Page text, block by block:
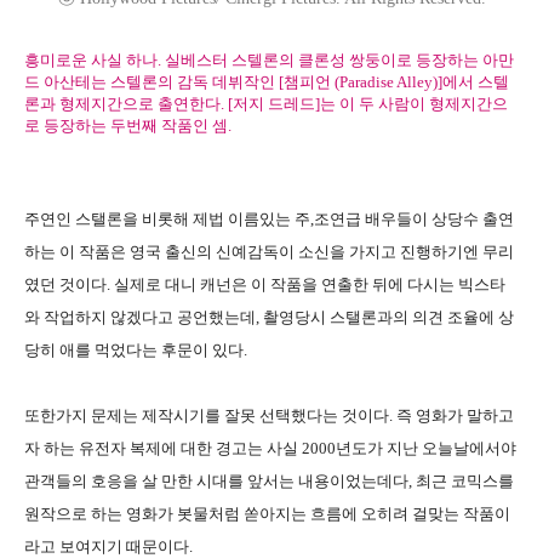
흥미로운 사실 하나. 실베스터 스텔론의 클론성 쌍둥이로 등장하는 아만
드 아산테는 스텔론의 감독 데뷔작인 [챔피언 (Paradise Alley)]에서 스텔
론과 형제지간으로 출연한다. [저지 드레드]는 이 두 사람이 형제지간으
로 등장하는 두번째 작품인 셈.
주연인 스탤론을 비롯해 제법 이름있는 주,조연급 배우들이 상당수 출연
하는 이 작품은 영국 출신의 신예감독이 소신을 가지고 진행하기엔 무리
였던 것이다. 실제로 대니 캐넌은 이 작품을 연출한 뒤에 다시는 빅스타
와 작업하지 않겠다고 공언했는데, 촬영당시 스탤론과의 의견 조율에 상
당히 애를 먹었다는 후문이 있다.
또한가지 문제는 제작시기를 잘못 선택했다는 것이다. 즉 영화가 말하고
자 하는 유전자 복제에 대한 경고는 사실 2000년도가 지난 오늘날에서야
관객들의 호응을 살 만한 시대를 앞서는 내용이었는데다, 최근 코믹스를
원작으로 하는 영화가 봇물처럼 쏟아지는 흐름에 오히려 걸맞는 작품이
라고 보여지기 때문이다.